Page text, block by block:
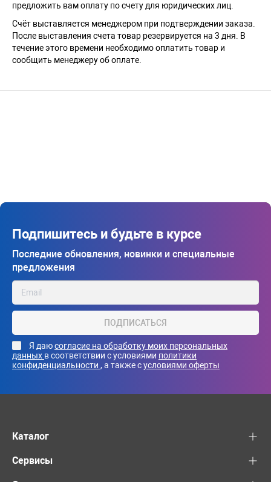
предложить вам оплату по счету для юридических лиц.
Счёт выставляется менеджером при подтверждении заказа.
После выставления счета товар резервируется на 3 дня. В
течение этого времени необходимо оплатить товар и
сообщить менеджеру об оплате.
Подпишитесь и будьте в курсе
Последние обновления, новинки и специальные
предложения
ПОДПИСАТЬСЯ
Я даюсогласие на обработку моих персональных
данных в соответствии с условиями политики
конфиденциальности , а также сусловиями оферты
Каталог
Сервисы